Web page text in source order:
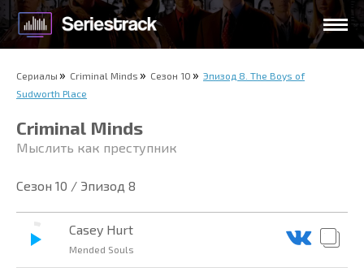
Сериалы Criminal Minds Сезон 10
Эпизод 8. The Boys of
Sudworth Place
Criminal Minds
Мыслить как преступник
Сезон 10 / Эпизод 8
Casey Hurt
Mended Souls